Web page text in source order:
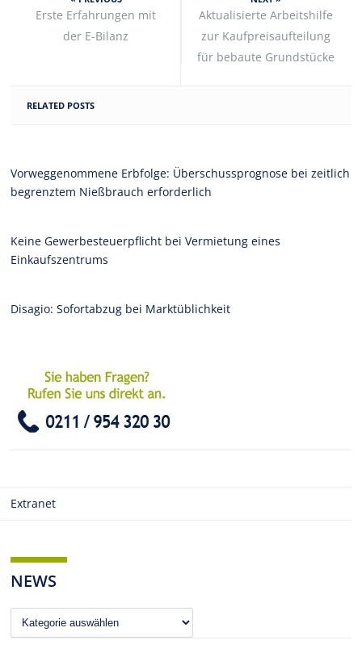
Erste Erfahrungen mit
der E-Bilanz
Aktualisierte Arbeitshilfe
zur Kaufpreisaufteilung
für bebaute Grundstücke
RELATED POSTS
Vorweggenommene Erbfolge: Überschussprognose bei zeitlich
begrenztem Nießbrauch erforderlich
Keine Gewerbesteuerpflicht bei Vermietung eines
Einkaufszentrums
Disagio: Sofortabzug bei Marktüblichkeit
Extranet
NEWS
News